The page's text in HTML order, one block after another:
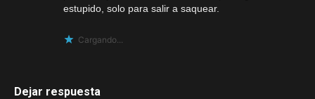
estupido, solo para salir a saquear.
Cargando...
Dejar respuesta